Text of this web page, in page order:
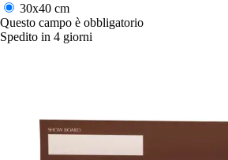
30x40 cm
Questo campo è obbligatorio
Spedito in 4 giorni